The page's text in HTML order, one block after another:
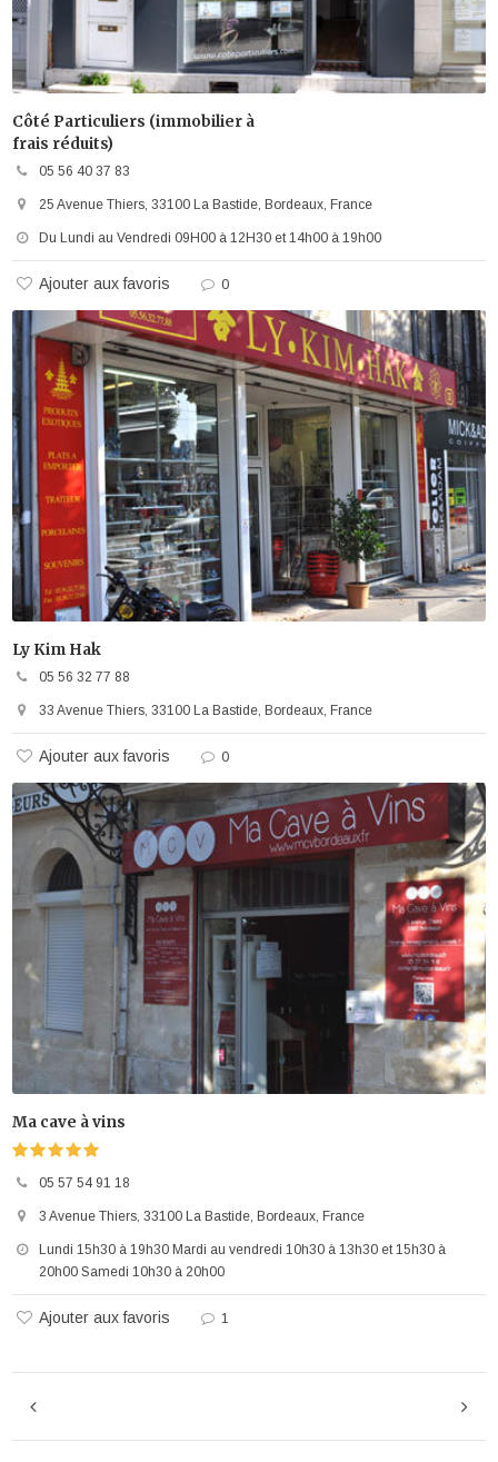
Côté Particuliers (immobilier à
frais réduits)
05 56 40 37 83
25 Avenue Thiers, 33100 La Bastide, Bordeaux, France
Du Lundi au Vendredi 09H00 à 12H30 et 14h00 à 19h00
Ajouter aux favoris 0
Ly Kim Hak
05 56 32 77 88
33 Avenue Thiers, 33100 La Bastide, Bordeaux, France
Ajouter aux favoris 0
Ma cave à vins
05 57 54 91 18
3 Avenue Thiers, 33100 La Bastide, Bordeaux, France
Lundi 15h30 à 19h30 Mardi au vendredi 10h30 à 13h30 et 15h30 à
20h00 Samedi 10h30 à 20h00
Ajouter aux favoris 1